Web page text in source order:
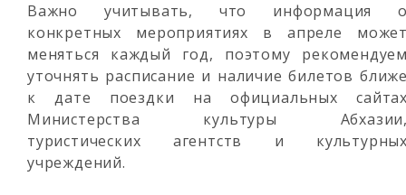
Важно учитывать, что информация
конкретных мероприятиях в апреле
меняться каждый год, поэтому
уточнять расписание и наличие билетов
к дате поездки на официальных
Министерства культуры
туристических агентств и
учреждений.